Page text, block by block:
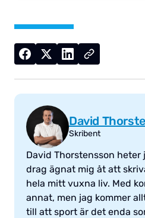
David
Skribent
David Thorstensson heter
drag ägnat mig åt att
hela mitt vuxna liv. Med
annat, men jag kommer
till att sport är det enda